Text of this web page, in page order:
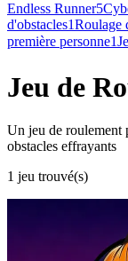
Endless Runner5
d'obstacles1Roulage
première personne1
Jeu de
Un jeu de roulement
obstacles effrayants
1 jeu trouvé(s)